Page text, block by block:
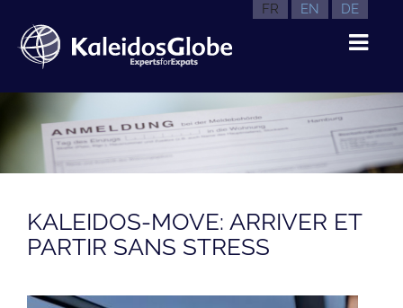
DE
EN
FR
KALEIDOS-MOVE: ARRIVER ET
PARTIR SANS STRESS